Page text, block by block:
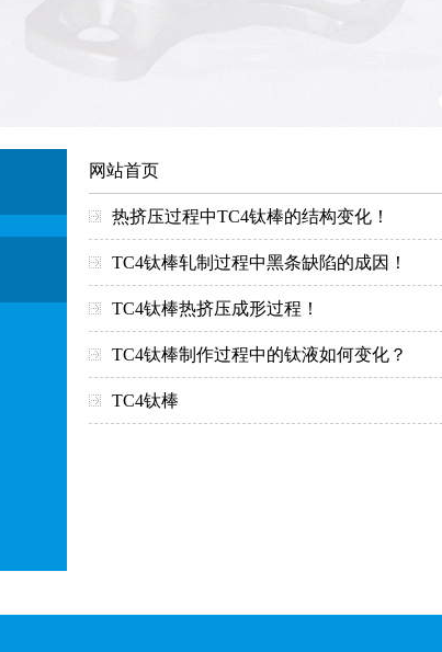
网站首页
热挤压过程中TC4钛棒的结构变化！
TC4钛棒轧制过程中黑条缺陷的成因！
TC4钛棒热挤压成形过程！
TC4钛棒制作过程中的钛液如何变化？
TC4钛棒